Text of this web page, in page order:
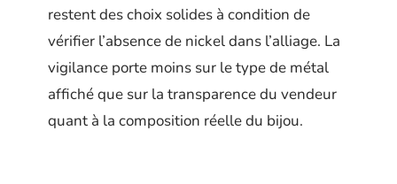
restent des choix solides à condition de
vérifier l’absence de nickel dans l’alliage. La
vigilance porte moins sur le type de métal
affiché que sur la transparence du vendeur
quant à la composition réelle du bijou.